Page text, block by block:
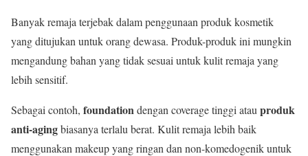
Banyak remaja terjebak dalam penggunaan produk kosmetik
yang ditujukan untuk orang dewasa. Produk-produk ini mungkin
mengandung bahan yang tidak sesuai untuk kulit remaja yang
lebih sensitif.
Sebagai contoh, foundationdengan coverage tinggi atau produk
anti-agingbiasanya terlalu berat. Kulit remaja lebih baik
menggunakan makeup yang ringan dan non-komedogenik untuk